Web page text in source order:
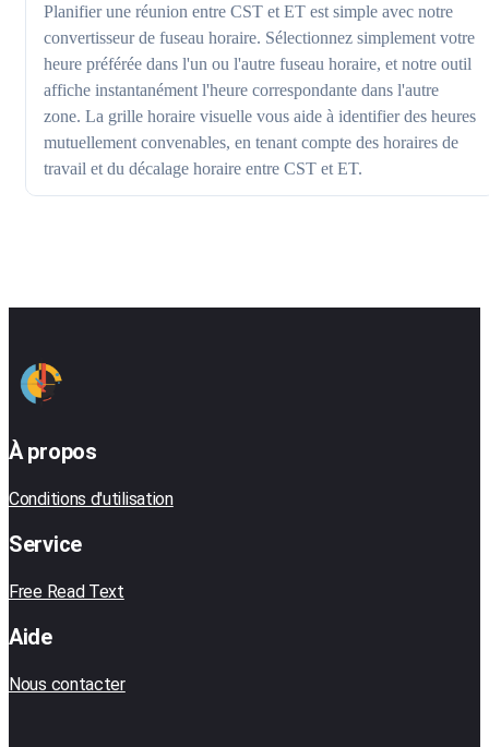
Planifier une réunion entre CST et ET est simple avec notre
convertisseur de fuseau horaire. Sélectionnez simplement votre
heure préférée dans l'un ou l'autre fuseau horaire, et notre outil
affiche instantanément l'heure correspondante dans l'autre
zone. La grille horaire visuelle vous aide à identifier des heures
mutuellement convenables, en tenant compte des horaires de
travail et du décalage horaire entre CST et ET.
À propos
Conditions d'utilisation
Service
Free Read Text
Aide
Nous contacter